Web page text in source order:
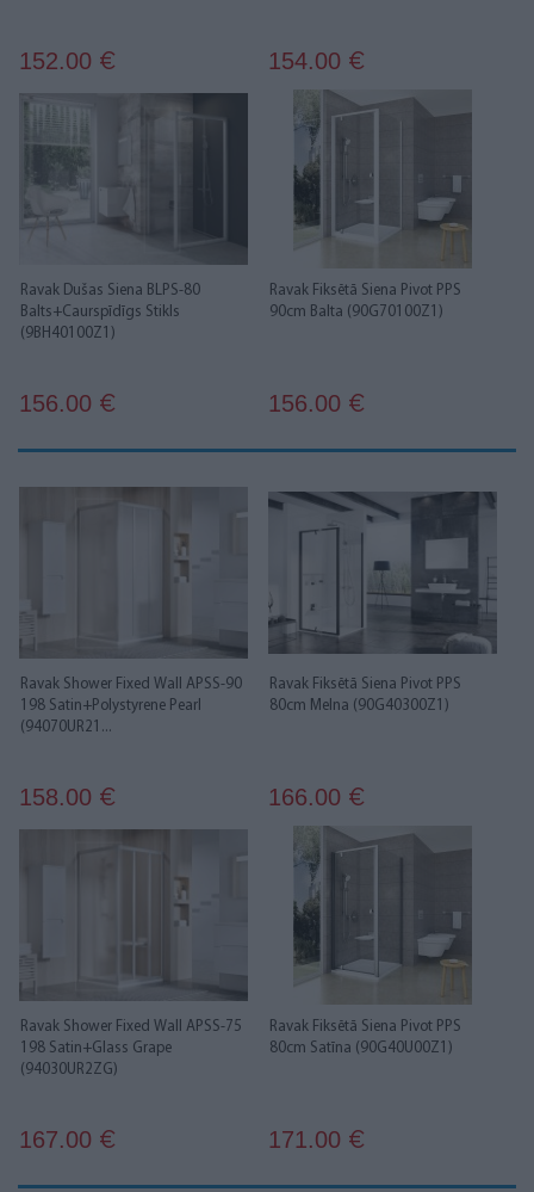
152.00 € 154.00 €
Ravak Dušas Siena BLPS-80
Balts+Caurspīdīgs Stikls
(9BH40100Z1)
156.00 €
Ravak Fiksētā Siena Pivot PPS
90cm Balta (90G70100Z1)
156.00 €
Ravak Shower Fixed Wall APSS-90
198 Satin+Polystyrene Pearl
(94070UR21...
158.00 €
Ravak Fiksētā Siena Pivot PPS
80cm Melna (90G40300Z1)
166.00 €
Ravak Shower Fixed Wall APSS-75
198 Satin+Glass Grape
(94030UR2ZG)
167.00 €
Ravak Fiksētā Siena Pivot PPS
80cm Satīna (90G40U00Z1)
171.00 €